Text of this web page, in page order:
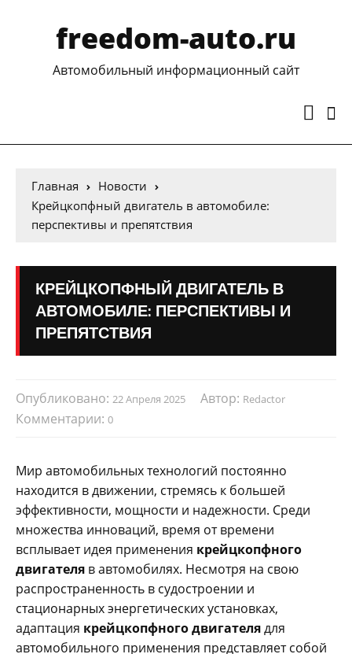
freedom-auto.ru
Автомобильный информационный сайт
Главная
Новости
Крейцкопфный двигатель в автомобиле:
перспективы и препятствия
КРЕЙЦКОПФНЫЙ ДВИГАТЕЛЬ В
АВТОМОБИЛЕ: ПЕРСПЕКТИВЫ И
ПРЕПЯТСТВИЯ
Опубликовано: 22 Апреля 2025 Автор: Redactor
Комментарии: 0
Мир автомобильных технологий постоянно
находится в движении, стремясь к большей
эффективности, мощности и надежности. Среди
множества инноваций, время от времени
всплывает идея применения крейцкопфного
двигателя в автомобилях. Несмотря на свою
распространенность в судостроении и
стационарных энергетических установках,
адаптация крейцкопфного двигателядля
автомобильного применения представляет собой